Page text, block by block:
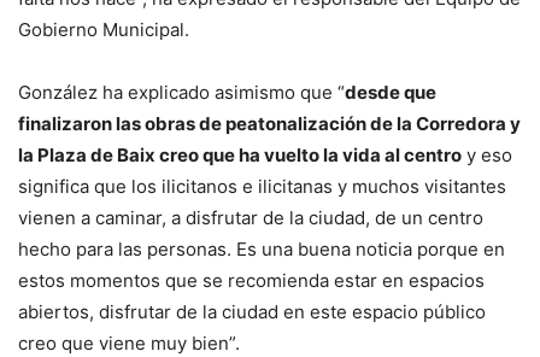
Gobierno Municipal.
González ha explicado asimismo que “desde que
finalizaron las obras de peatonalización de la Corredora y
la Plaza de Baix creo que ha vuelto la vida al centro y eso
significa que los ilicitanos e ilicitanas y muchos visitantes
vienen a caminar, a disfrutar de la ciudad, de un centro
hecho para las personas. Es una buena noticia porque en
estos momentos que se recomienda estar en espacios
abiertos, disfrutar de la ciudad en este espacio público
creo que viene muy bien”.